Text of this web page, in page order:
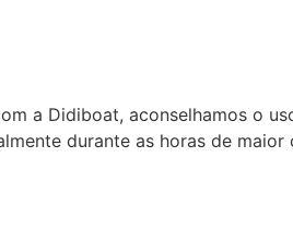
a Didiboat, aconselhamos o
durante as horas de